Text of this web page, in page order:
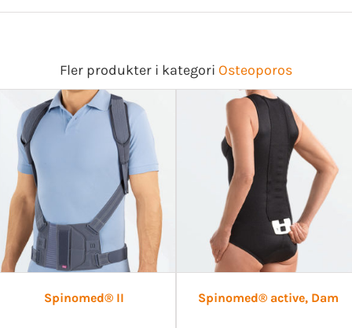
Fler produkter i kategori Osteoporos
Spinomed® II Spinomed® active, Dam